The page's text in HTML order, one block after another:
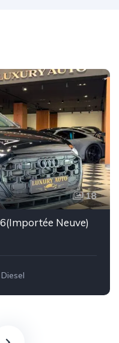
18
Neuve)
Diesel